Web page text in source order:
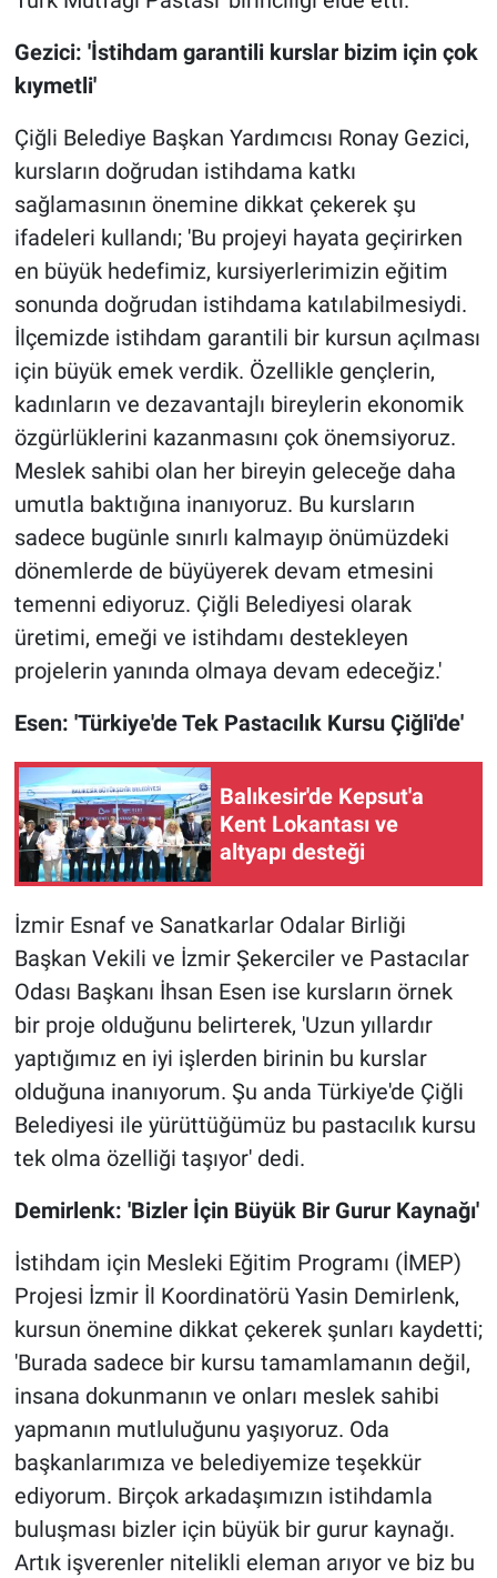
Gezici: 'İstihdam garantili kurslar bizim için çok
kıymetli'
Çiğli Belediye Başkan Yardımcısı Ronay Gezici,
kursların doğrudan istihdama katkı
sağlamasının önemine dikkat çekerek şu
ifadeleri kullandı; 'Bu projeyi hayata geçirirken
en büyük hedefimiz, kursiyerlerimizin eğitim
sonunda doğrudan istihdama katılabilmesiydi.
İlçemizde istihdam garantili bir kursun açılması
için büyük emek verdik. Özellikle gençlerin,
kadınların ve dezavantajlı bireylerin ekonomik
özgürlüklerini kazanmasını çok önemsiyoruz.
Meslek sahibi olan her bireyin geleceğe daha
umutla baktığına inanıyoruz. Bu kursların
sadece bugünle sınırlı kalmayıp önümüzdeki
dönemlerde de büyüyerek devam etmesini
temenni ediyoruz. Çiğli Belediyesi olarak
üretimi, emeği ve istihdamı destekleyen
projelerin yanında olmaya devam edeceğiz.'
Esen: 'Türkiye'de Tek Pastacılık Kursu Çiğli'de'
Balıkesir'de Kepsut'a
Kent Lokantası ve
altyapı desteği
İzmir Esnaf ve Sanatkarlar Odalar Birliği
Başkan Vekili ve İzmir Şekerciler ve Pastacılar
Odası Başkanı İhsan Esen ise kursların örnek
bir proje olduğunu belirterek, 'Uzun yıllardır
yaptığımız en iyi işlerden birinin bu kurslar
olduğuna inanıyorum. Şu anda Türkiye'de Çiğli
Belediyesi ile yürüttüğümüz bu pastacılık kursu
tek olma özelliği taşıyor' dedi.
Demirlenk: 'Bizler İçin Büyük Bir Gurur Kaynağı'
İstihdam için Mesleki Eğitim Programı (İMEP)
Projesi İzmir İl Koordinatörü Yasin Demirlenk,
kursun önemine dikkat çekerek şunları kaydetti;
'Burada sadece bir kursu tamamlamanın değil,
insana dokunmanın ve onları meslek sahibi
yapmanın mutluluğunu yaşıyoruz. Oda
başkanlarımıza ve belediyemize teşekkür
ediyorum. Birçok arkadaşımızın istihdamla
buluşması bizler için büyük bir gurur kaynağı.
Artık işverenler nitelikli eleman arıyor ve biz bu